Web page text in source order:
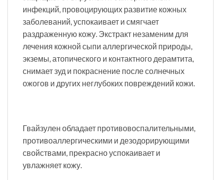
инфекций, провоцирующих развитие кожных
заболеваний, успокаивает и смягчает
раздраженную кожу. Экстракт незаменим для
лечения кожной сыпи аллергической природы,
экземы, атопического и контактного дерамтита,
снимает зуд и покраснение после солнечных
ожогов и других неглубоких повреждений кожи.
Гвайзулен обладает противовоспалительными,
противоаллергическими и дезодорирующими
свойствами, прекрасно успокаивает и
увлажняет кожу.